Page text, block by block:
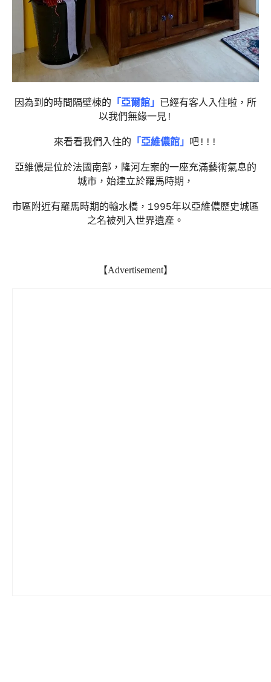
因為到的時間隔壁棟的 「亞爾館」
已經有客人入住啦，所
以我們無緣一見!
來看看我們入住的 「亞維儂館」 吧!!!
亞維儂是位於法國南部，隆河左案的一座充滿藝術氣息的
城市，始建立於羅馬時期，
市區附近有羅馬時期的輸水橋，1995年以亞維儂歷史城區
之名被列入世界遺產。
【Advertisement】